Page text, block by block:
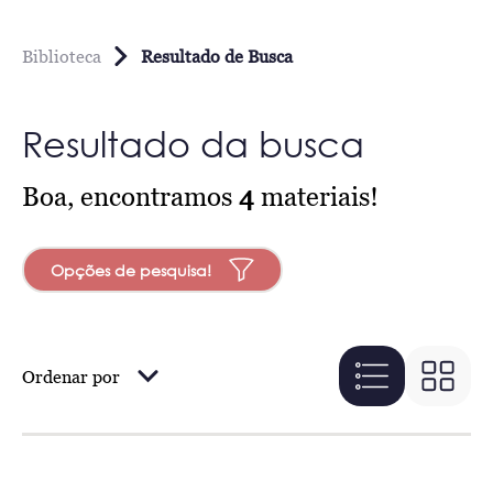
Biblioteca Resultado de Busca
Resultado da busca
Boa, encontramos 4 materiais!
Opções de pesquisa!
Ordenar por